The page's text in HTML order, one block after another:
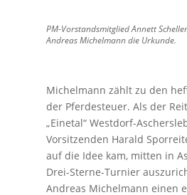
PM-Vorstandsmitglied Annett
Andreas Michelmann die Urkunde.
Michelmann zählt zu den
der Pferdesteuer. Als der
„Einetal“ Westdorf-
Vorsitzenden Harald
auf die Idee kam, mitten in
Drei-Sterne-Turnier
Andreas Michelmann einen